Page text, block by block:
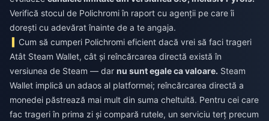
Verifică stocul de Polichromi în raport cu agenții pe care îi
dorești cu adevărat înainte de a te angaja.
Cum să cumperi Polichromi eficient dacă vrei să faci trageri
Atât Steam Wallet, cât și reîncărcarea directă există în
versiunea de Steam — dar nu sunt egale ca valoare. Steam
Wallet implică un adaos al platformei; reîncărcarea directă a
monedei păstrează mai mult din suma cheltuită. Pentru cei care
fac trageri în prima zi și compară rutele, un serviciu terț precum